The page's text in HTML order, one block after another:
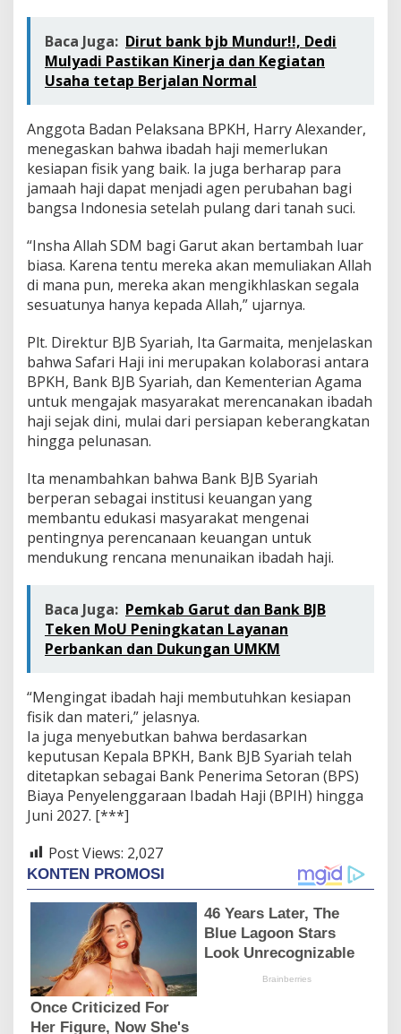
Baca Juga: Dirut bank bjb Mundur!!, Dedi
Mulyadi Pastikan Kinerja dan Kegiatan
Usaha tetap Berjalan Normal
Anggota Badan Pelaksana BPKH, Harry Alexander,
menegaskan bahwa ibadah haji memerlukan
kesiapan fisik yang baik. Ia juga berharap para
jamaah haji dapat menjadi agen perubahan bagi
bangsa Indonesia setelah pulang dari tanah suci.
“Insha Allah SDM bagi Garut akan bertambah luar
biasa. Karena tentu mereka akan memuliakan Allah
di mana pun, mereka akan mengikhlaskan segala
sesuatunya hanya kepada Allah,” ujarnya.
Plt. Direktur BJB Syariah, Ita Garmaita, menjelaskan
bahwa Safari Haji ini merupakan kolaborasi antara
BPKH, Bank BJB Syariah, dan Kementerian Agama
untuk mengajak masyarakat merencanakan ibadah
haji sejak dini, mulai dari persiapan keberangkatan
hingga pelunasan.
Ita menambahkan bahwa Bank BJB Syariah
berperan sebagai institusi keuangan yang
membantu edukasi masyarakat mengenai
pentingnya perencanaan keuangan untuk
mendukung rencana menunaikan ibadah haji.
Baca Juga: Pemkab Garut dan Bank BJB
Teken MoU Peningkatan Layanan
Perbankan dan Dukungan UMKM
“Mengingat ibadah haji membutuhkan kesiapan
fisik dan materi,” jelasnya.
Ia juga menyebutkan bahwa berdasarkan
keputusan Kepala BPKH, Bank BJB Syariah telah
ditetapkan sebagai Bank Penerima Setoran (BPS)
Biaya Penyelenggaraan Ibadah Haji (BPIH) hingga
Juni 2027. [***]
Post Views: 2,027